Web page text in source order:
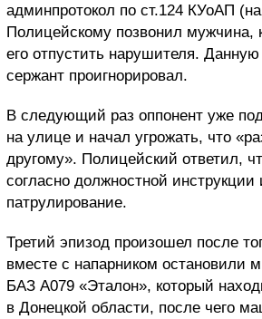
админпротокол по ст.124 КУоАП
Полицейскому позвонил мужчина,
его отпустить нарушителя.
сержант проигнорировал.
В следующий раз оппонент уже
на улице и начал угрожать, что
другому». Полицейский ответил,
согласно должностной
патрулирование.
Третий эпизод произошел после
вместе с напарником остановили
БАЗ А079 «Эталон», который
в Донецкой области, после чего